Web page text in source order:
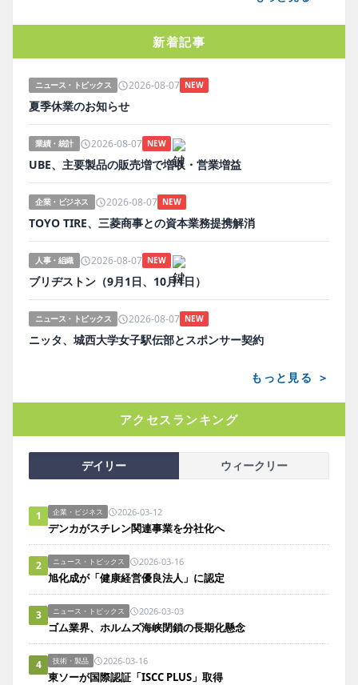
新着記事
ニュース・トピックス 2026-08-07 NEW
夏季休業のお知らせ
業績・統計 2026-08-07 NEW
UBE、主要製品の販売増で増収・営業増益
企業・ビジネス 2026-08-07 NEW
TOYO TIRE、三菱商事との資本業務提携解消
人事・組織 2026-08-07 NEW
ブリヂストン（9月1日、10月1日）
ニュース・トピックス 2026-08-07 NEW
ニッタ、城西大学女子駅伝部とスポンサー契約
もっと見る ＞
アクセスランキング
デイリー ウィークリー
1 企業・ビジネス 2026-03-12
デンカがスチレン関連事業を分社化へ
2 ニュース・トピックス 2026-03-16
旭化成が「健康経営優良法人」に認定
3 ニュース・トピックス 2026-03-03
ゴム業界、ホルムズ海峡閉鎖の長期化懸念
4 技術・製品 2026-03-16
東ソーが国際認証「ISCC PLUS」取得